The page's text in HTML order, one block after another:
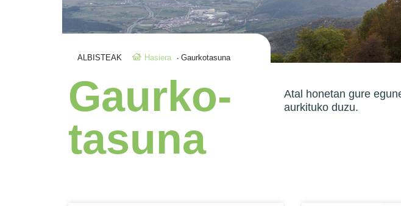
ALBISTEAK Hasiera Gaurkotasuna
Gaurko-
tasuna
Atal honetan gure
aurkituko duzu.